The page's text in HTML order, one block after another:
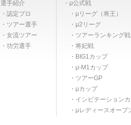
選手紹介
認定プロ
ツアー選手
女流ツアー
功労選手
μ公式戦
μリーグ（将王）
μ2リーグ
ツアーランキング
将妃戦
BIG1カップ
μ-M1カップ
ツアーGP
μカップ
インビテーション
μレディースオープ